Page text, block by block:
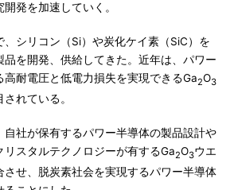
発を加速していく。
シリコン（Si）や炭化ケイ素（SiC）を
品を開発、供給してきた。近年は、パワー
耐電圧と低電力損失を実現できるGa2O3
れている。
社が保有するパワー半導体の製品設計や
スタルテクノロジーが有するGa2O3ウエ
させ、脱炭素社会を実現するパワー半導体